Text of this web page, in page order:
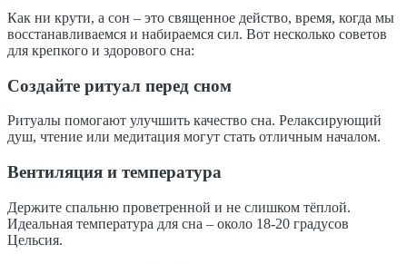
Как ни крути, а сон – это священное действо, время, когда мы
восстанавливаемся и набираемся сил. Вот несколько советов
для крепкого и здорового сна:
Создайте ритуал перед сном
Ритуалы помогают улучшить качество сна. Релаксирующий
душ, чтение или медитация могут стать отличным началом.
Вентиляция и температура
Держите спальню проветренной и не слишком тёплой.
Идеальная температура для сна – около 18-20 градусов
Цельсия.